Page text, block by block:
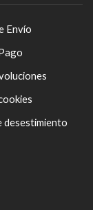
Envío
desestimiento